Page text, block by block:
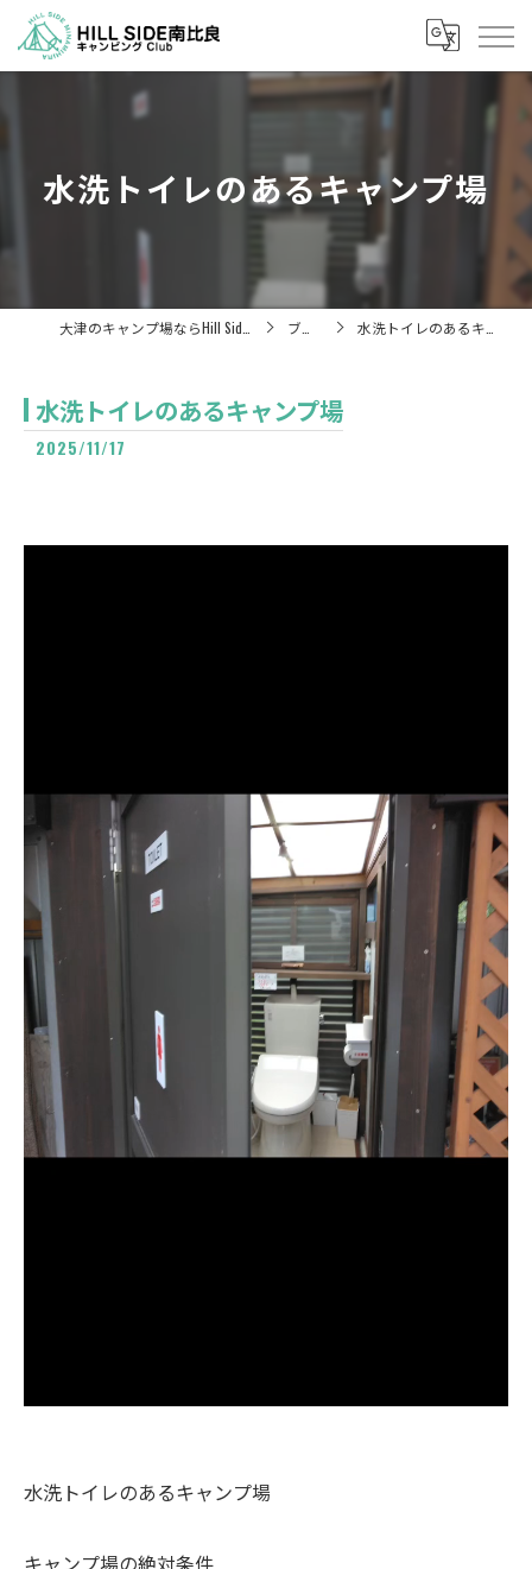
水洗トイレのあるキャンプ場
ブログ 水洗トイレのあるキャンプ場
水洗トイレのあるキャンプ場
2025/11/17
水洗トイレのあるキャンプ場